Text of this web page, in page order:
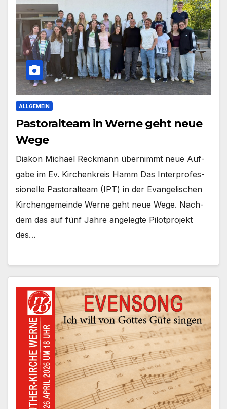
ALLGEMEIN
Pastoralteam in Werne geht neue
Wege
Dia­kon Micha­el Reck­mann über­nimmt neue Auf­
ga­be im Ev. Kir­chen­kreis Hamm Das Inter­pro­fes­
sio­nel­le Pas­to­ral­team (IPT) in der Evan­ge­li­schen
Kir­chen­ge­mein­de Wer­ne geht neue Wege. Nach­
dem das auf fünf Jah­re ange­leg­te Pilot­pro­jekt
des…